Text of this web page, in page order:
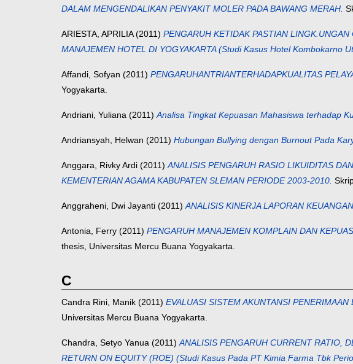
DALAM MENGENDALIKAN PENYAKIT MOLER PADA BAWANG MERAH.
ARIESTA, APRILIA(2011) PENGARUH KETIDAK PASTIAN
MANAJEMEN HOTEL DI YOGYAKARTA (Studi Kasus Hotel Kombokarno
Affandi, Sofyan (2011) PENGARUHANTRIANTERHADAPKUALITAS
Yogyakarta.
Andriani, Yuliana (2011)Analisa Tingkat Kepuasan Mahasiswa terhadap
Andriansyah, Helwan (2011) Hubungan Bullying dengan Burnout Pada
Anggara, Rivky Ardi (2011)ANALISIS PENGARUH RASIO LIKUIDITAS
KEMENTERIAN AGAMA KABUPATEN SLEMAN PERIODE 2003-2010.
Anggraheni, Dwi Jayanti (2011)ANALISIS KINERJA LAPORAN
Antonia, Ferry (2011) PENGARUH MANAJEMEN KOMPLAIN DAN
thesis, Universitas Mercu Buana Yogyakarta.
C
Candra Rini, Manik (2011) EVALUASI SISTEM AKUNTANSI
Universitas Mercu Buana Yogyakarta.
Chandra, Setyo Yanua (2011)ANALISIS PENGARUH CURRENT RATIO,
RETURN ON EQUITY (ROE) (Studi Kasus Pada PT Kimia Farma Tbk